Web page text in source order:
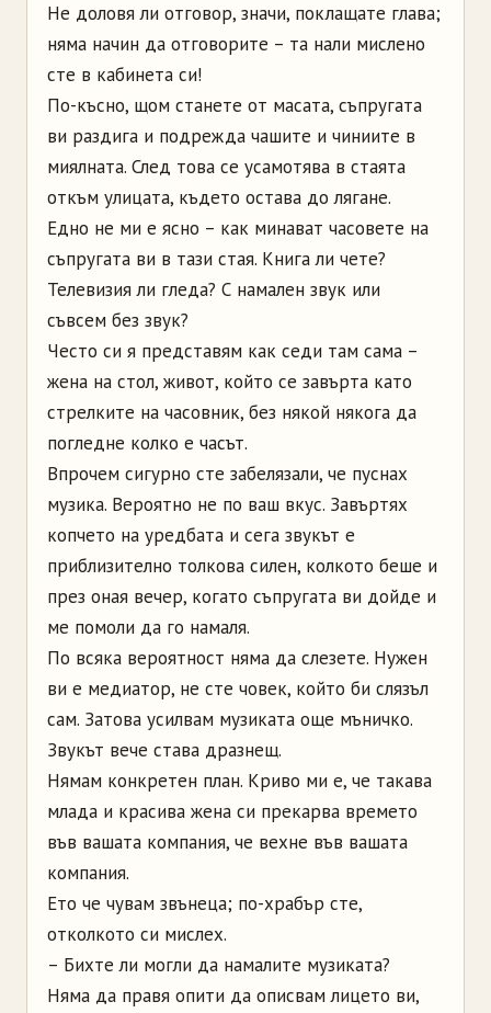
Не доловя ли отговор, значи, поклащате глава;
няма начин да отговорите – та нали мислено
сте в кабинета си!
По-късно, щом станете от масата, съпругата
ви раздига и подрежда чашите и чиниите в
миялната. След това се усамотява в стаята
откъм улицата, където остава до лягане.
Едно не ми е ясно – как минават часовете на
съпругата ви в тази стая. Книга ли чете?
Телевизия ли гледа? С намален звук или
съвсем без звук?
Често си я представям как седи там сама –
жена на стол, живот, който се завърта като
стрелките на часовник, без някой някога да
погледне колко е часът.
Впрочем сигурно сте забелязали, че пуснах
музика. Вероятно не по ваш вкус. Завъртях
копчето на уредбата и сега звукът е
приблизително толкова силен, колкото беше и
през оная вечер, когато съпругата ви дойде и
ме помоли да го намаля.
По всяка вероятност няма да слезете. Нужен
ви е медиатор, не сте човек, който би слязъл
сам. Затова усилвам музиката още мъничко.
Звукът вече става дразнещ.
Нямам конкретен план. Криво ми е, че такава
млада и красива жена си прекарва времето
във вашата компания, че вехне във вашата
компания.
Ето че чувам звънеца; по-храбър сте,
отколкото си мислех.
– Бихте ли могли да намалите музиката?
Няма да правя опити да описвам лицето ви,